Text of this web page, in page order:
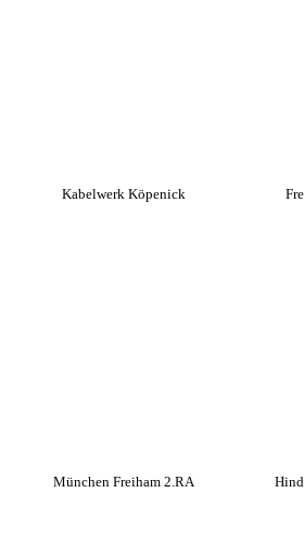
Kabelwerk Köpenick
München Freiham 2.RA